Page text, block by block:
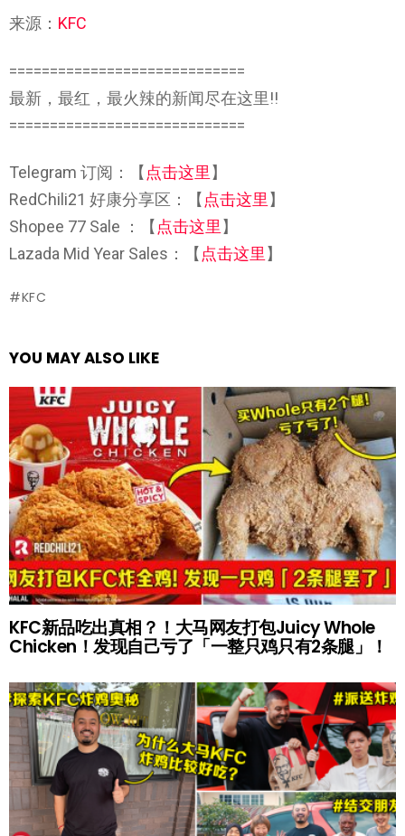
来源： KFC
=============================
最新，最红，最火辣的新闻尽在这里!!
=============================
Telegram 订阅：【 点击这里 】
RedChili21 好康分享区：【 点击这里 】
Shopee 77 Sale ：【 点击这里 】
Lazada Mid Year Sales：【 点击这里 】
KFC
YOU MAY ALSO LIKE
KFC新品吃出真相？！大马网友打包Juicy Whole
Chicken！发现自己亏了「一整只鸡只有2条腿」！